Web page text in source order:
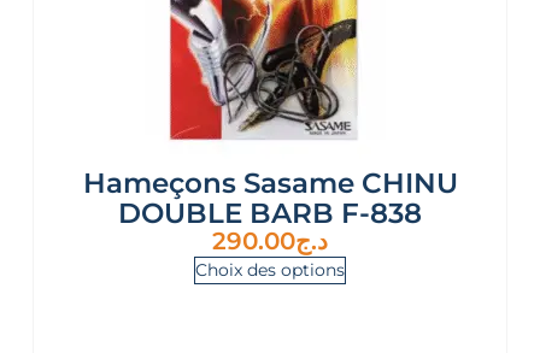
Hameçons Sasame CHINU
DOUBLE BARB F-838
د.ج290.00
Choix des options